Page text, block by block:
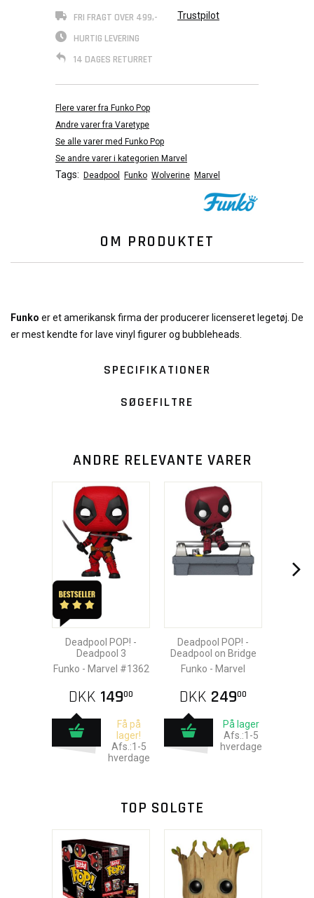
FRI FRAGT OVER 499,-
HURTIG LEVERING
14 DAGES RETURRET
Trustpilot
Flere varer fra Funko Pop
Andre varer fra Varetype
Se alle varer med Funko Pop
Se andre varer i kategorien Marvel
Tags: Deadpool Funko Wolverine Marvel
OM PRODUKTET
Funko er et amerikansk firma der producerer licenseret legetøj. De
er mest kendte for lave vinyl figurer og bubbleheads.
SPECIFIKATIONER
SØGEFILTRE
ANDRE RELEVANTE VARER
Deadpool POP! -
Deadpool 3
Funko - Marvel #1362
DKK 14900
Få på
lager!
Afs.:1-5
hverdage
Deadpool POP! -
Deadpool on Bridge
Funko - Marvel
DKK 24900
På lager
Afs.:1-5
hverdage
TOP SOLGTE